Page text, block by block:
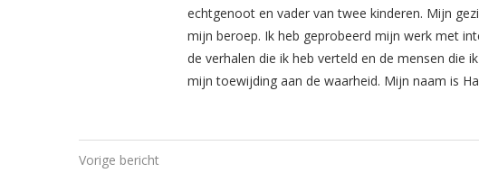
echtgenoot en vader van twee kinderen. Mijn
mijn beroep. Ik heb geprobeerd mijn werk met
de verhalen die ik heb verteld en de mensen die
mijn toewijding aan de waarheid. Mijn naam is
Vorige bericht